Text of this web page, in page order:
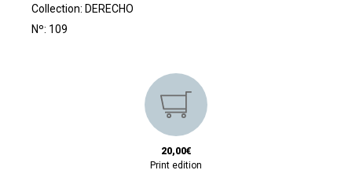
Collection: DERECHO
Nº: 109
20,00€
Print edition